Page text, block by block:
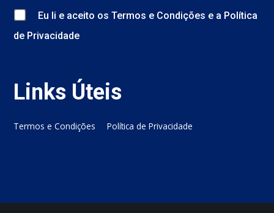
Eu li e aceito osTermos e Condições e a Política
de Privacidade
Links Úteis
Termos e Condições Política de Privacidade